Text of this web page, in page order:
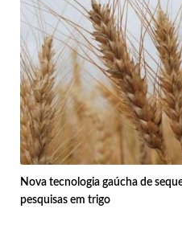
Nova tecnologia gaúcha de
pesquisas em trigo